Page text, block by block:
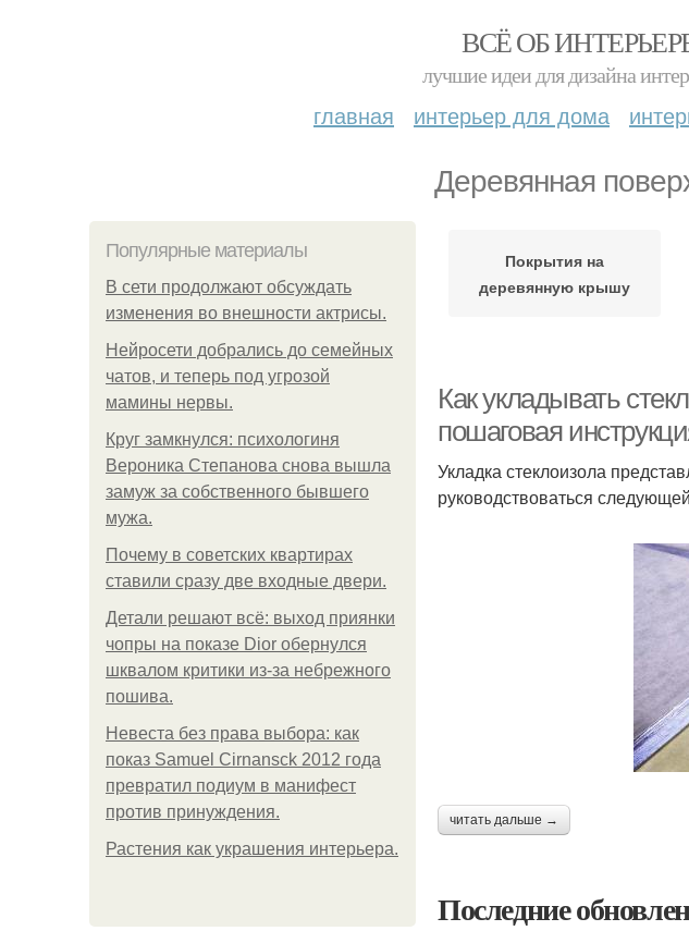
ВСЁ ОБ
лучшие идеи для дизайна
главная интерьер для дома
Деревянная
Популярные материалы
В сети продолжают обсуждать
изменения во внешности актрисы.
Нейросети добрались до семейных
чатов, и теперь под угрозой
мамины нервы.
Круг замкнулся: психологиня
Вероника Степанова снова вышла
замуж за собственного бывшего
мужа.
Почему в советских квартирах
ставили сразу две входные двери.
Детали решают всё: выход приянки
чопры на показе Dior обернулся
шквалом критики из-за небрежного
пошива.
Невеста без права выбора: как
показ Samuel Cirnansck 2012 года
превратил подиум в манифест
против принуждения.
Растения как украшения интерьера.
Покрытия на
деревянную крышу
Как укладывать
пошаговая
Укладка стеклоизола
руководствоваться
читать дальше →
Последние